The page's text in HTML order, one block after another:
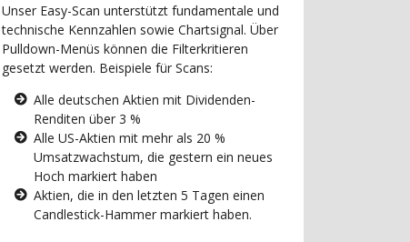
Unser Easy-Scan unterstützt fundamentale und
technische Kennzahlen sowie Chartsignal. Über
Pulldown-Menüs können die Filterkritieren
gesetzt werden. Beispiele für Scans:
Alle deutschen Aktien mit Dividenden-
Renditen über 3 %
Alle US-Aktien mit mehr als 20 %
Umsatzwachstum, die gestern ein neues
Hoch markiert haben
Aktien, die in den letzten 5 Tagen einen
Candlestick-Hammer markiert haben.